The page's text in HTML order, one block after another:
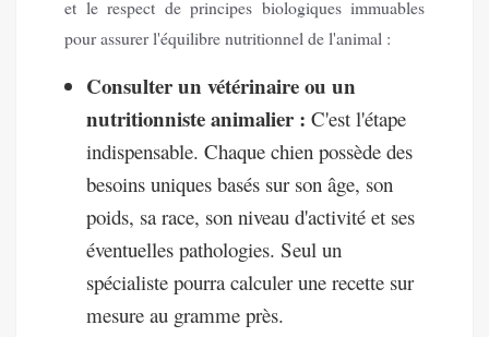
et le respect de principes biologiques immuables
pour assurer l'équilibre nutritionnel de l'animal :
Consulter un vétérinaire ou un
nutritionniste animalier : C'est l'étape
indispensable. Chaque chien possède des
besoins uniques basés sur son âge, son
poids, sa race, son niveau d'activité et ses
éventuelles pathologies. Seul un
spécialiste pourra calculer une recette sur
mesure au gramme près.